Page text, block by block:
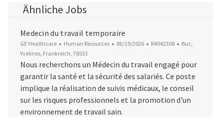
Ähnliche Jobs
Medecin du travail temporaire
GE Healthcare Kategorie
Human Resources Datum der Veröffentlichung
06/19/2026 Job-ID
R4042308 Ort
Buc,
Yvelines, Frankreich, 78533
Nous recherchons un Médecin du travail engagé pour
garantir la santé et la sécurité des salariés. Ce poste
implique la réalisation de suivis médicaux, le conseil
sur les risques professionnels et la promotion d'un
environnement de travail sain.